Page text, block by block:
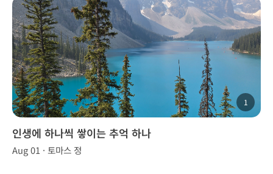
1
인생에 하나씩 쌓이는 추억 하나
Aug 01 · 토마스 정